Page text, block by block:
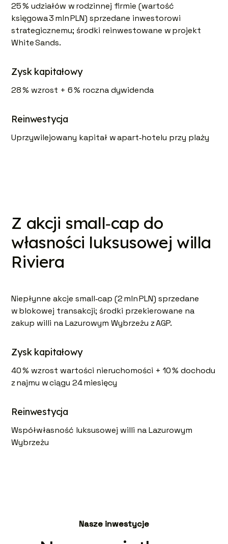
25 % udziałów w rodzinnej firmie (wartość
księgowa 3 mln PLN) sprzedane inwestorowi
strategicznemu; środki reinwestowane w projekt
White Sands.
Zysk kapitałowy
28 % wzrost + 6 % roczna dywidenda
Reinwestycja
Uprzywilejowany kapitał w apart‑hotelu przy plaży
Z akcji small‑cap do
własności luksusowej willa
Riviera
Niepłynne akcje small‑cap (2 mln PLN) sprzedane
w blokowej transakcji; środki przekierowane na
zakup willi na Lazurowym Wybrzeżu z AGP.
Zysk kapitałowy
40 % wzrost wartości nieruchomości + 10 % dochodu
z najmu w ciągu 24 miesięcy
Reinwestycja
Współwłasność luksusowej willi na Lazurowym
Wybrzeżu
Nasze inwestycje